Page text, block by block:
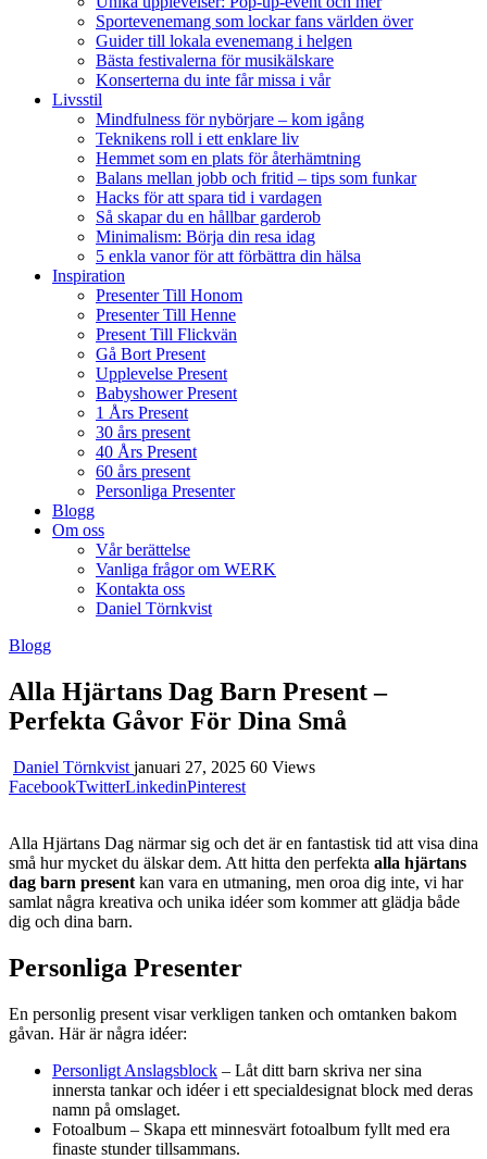
Sportevenemang som lockar fans världen över
Guider till lokala evenemang i helgen
Bästa festivalerna för musikälskare
Konserterna du inte får missa i vår
Livsstil
Mindfulness för nybörjare – kom igång
Teknikens roll i ett enklare liv
Hemmet som en plats för återhämtning
Balans mellan jobb och fritid – tips som funkar
Hacks för att spara tid i vardagen
Så skapar du en hållbar garderob
Minimalism: Börja din resa idag
5 enkla vanor för att förbättra din hälsa
Inspiration
Presenter Till Honom
Presenter Till Henne
Present Till Flickvän
Gå Bort Present
Upplevelse Present
Babyshower Present
1 Års Present
30 års present
40 Års Present
60 års present
Personliga Presenter
Blogg
Om oss
Vår berättelse
Vanliga frågor om WERK
Kontakta oss
Daniel Törnkvist
Blogg
Alla Hjärtans Dag Barn Present –
Perfekta Gåvor För Dina Små
Daniel Törnkvist januari 27, 2025 60 Views
FacebookTwitterLinkedinPinterest
Alla Hjärtans Dag närmar sig och det är en fantastisk tid att visa dina
små hur mycket du älskar dem. Att hitta den perfekta alla hjärtans
dag barn present kan vara en utmaning, men oroa dig inte, vi har
samlat några kreativa och unika idéer som kommer att glädja både
dig och dina barn.
Personliga Presenter
En personlig present visar verkligen tanken och omtanken bakom
gåvan. Här är några idéer:
Personligt Anslagsblock – Låt ditt barn skriva ner sina
innersta tankar och idéer i ett specialdesignat block med deras
namn på omslaget.
Fotoalbum – Skapa ett minnesvärt fotoalbum fyllt med era
finaste stunder tillsammans.